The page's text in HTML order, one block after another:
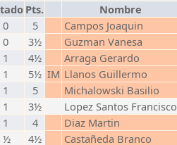
Pts. Nombre
0 5 Campos Joaquin
0 3½ Guzman Vanesa
4½ Arraga Gerardo
5½ IM Llanos Guillermo
5 Michalowski Basilio
3½ Lopez Santos Francisco
4 Diaz Martin
½ 4½ Castañeda Branco